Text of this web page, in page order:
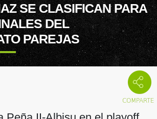
SE CLASIFICAN PARA
DEL
PAREJAS